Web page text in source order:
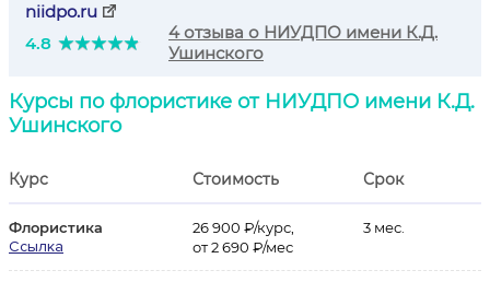
niidpo.ru
4.8
4 отзыва о НИУДПО имени К.Д.
Ушинского
Курсы по флористике от НИУДПО имени К.Д.
Ушинского
Курс Стоимость Срок
Флористика
Ссылка
26 900 ₽/курс,
от 2 690 ₽/мес
3 мес.